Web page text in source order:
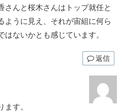
さんと桜木さんはトップ就任と
ように見え、それが宙組に何ら
ないかとも感じています。
返信
す。